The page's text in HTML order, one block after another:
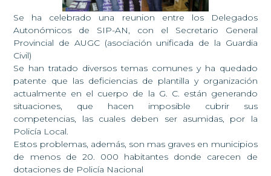
Se ha celebrado una reunion entre los Delegados
Autonómicos de SIP-AN, con el Secretario General
Provincial de AUGC (asociación unificada de la Guardia
Civil)
Se han tratado diversos temas comunes y ha quedado
patente que las deficiencias de plantilla y organización
actualmente en el cuerpo de la G. C. están generando
situaciones, que hacen imposible cubrir sus
competencias, las cuales deben ser asumidas, por la
Policía Local.
Estos problemas, además, son mas graves en municipios
de menos de 20. 000 habitantes donde carecen de
dotaciones de Policía Nacional